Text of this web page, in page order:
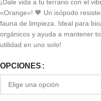
¡Dale vida a tu terrario con el
«Orange»! 🧡 Un isópodo
fauna de limpieza. Ideal para
orgánicos y ayuda a mantener
utilidad en uno solo!
OPCIONES